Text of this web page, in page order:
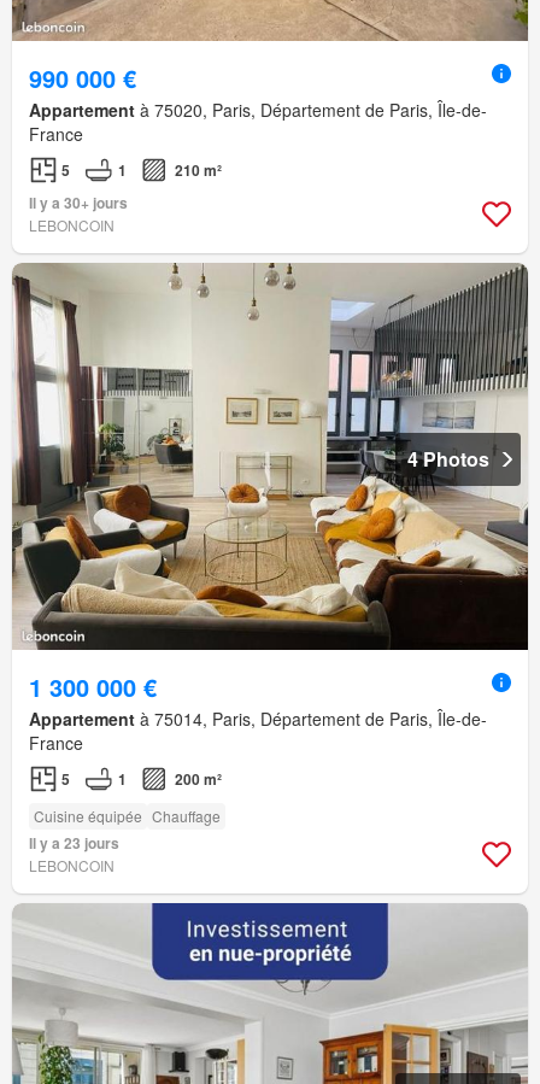
990 000 €
Appartement à 75020, Paris, Département de Paris, Île-de-
France
5 1
210 m²
Il y a 30+ jours
LEBONCOIN
4 Photos
1 300 000 €
Appartement à 75014, Paris, Département de Paris, Île-de-
France
5 1 200 m²
Cuisine équipée Chauffage
Il y a 23 jours
LEBONCOIN